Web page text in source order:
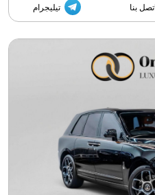
اتصل بنا تيليجرام